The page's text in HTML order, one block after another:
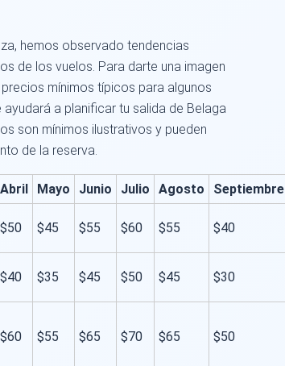
hemos observado tendencias
de los vuelos. Para darte una imagen
mínimos típicos para algunos
a planificar tu salida de Belaga
son mínimos ilustrativos y pueden
de la reserva.
Abril Mayo Junio Julio Agosto Septiembre
$50 $45 $55 $60 $55 $40
$40 $35 $45 $50 $45 $30
$60 $55 $65 $70 $65 $50